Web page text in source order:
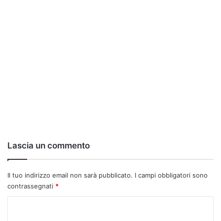
Lascia un commento
Il tuo indirizzo email non sarà pubblicato. I campi obbligatori sono
contrassegnati *